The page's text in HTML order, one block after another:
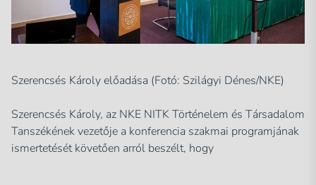
Szerencsés Károly előadása (Fotó: Szilágyi Dénes/NKE)
Szerencsés Károly, az NKE NITK Történelem és Társadalom
Tanszékének vezetője a konferencia szakmai programjának
ismertetését követően arról beszélt, hogy